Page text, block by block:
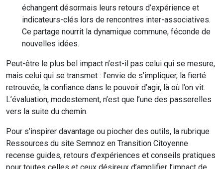
échangent désormais leurs retours d’expérience et
indicateurs-clés lors de rencontres inter-associatives.
Ce partage nourrit la dynamique commune, féconde de
nouvelles idées.
Peut-être le plus bel impact n’est-il pas celui qui se mesure,
mais celui qui se transmet : l’envie de s’impliquer, la fierté
retrouvée, la confiance dans le pouvoir d’agir, là où l’on vit.
L’évaluation, modestement, n’est que l’une des passerelles
vers la suite du chemin.
Pour s’inspirer davantage ou piocher des outils, la rubrique
Ressources du site Semnoz en Transition Citoyenne
recense guides, retours d’expériences et conseils pratiques